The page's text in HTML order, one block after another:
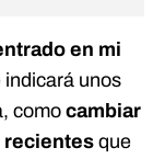
en mi
indicará unos
como cambiar
recientes que